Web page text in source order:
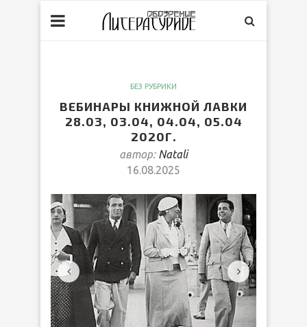
БЕЗ РУБРИКИ
ВЕБИНАРЫ КНИЖНОЙ ЛАВКИ
28.03, 03.04, 04.04, 05.04
2020Г.
автор: Natali
16.08.2025